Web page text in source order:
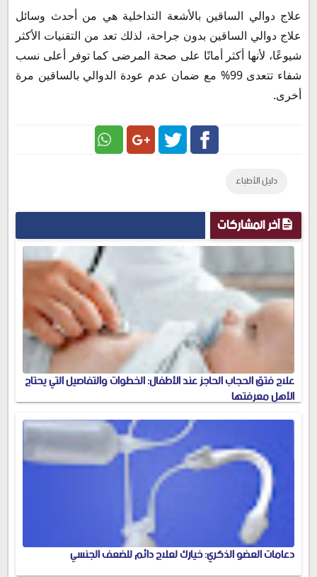
علاج دوالي الساقين بالأشعة التداخلية هي من أحدث وسائل
علاج دوالي الساقين بدون جراحة، لذلك تعد من التقنيات الأكثر
شيوعًا، لأنها أكثر أمانًا على صحة المرضى كما توفر أعلى نسب
شفاء تتعدى 99% مع ضمان عدم عودة الدوالي بالساقين مرة
أخرى.
دليل الأطباء
آخر المشاركات
علاج فتق الحجاب الحاجز عند الأطفال: الخطوات والتفاصيل التي يحتاج
الأهل معرفتها
دعامات العضو الذكري: خيارك لعلاج دائم للضعف الجنسي